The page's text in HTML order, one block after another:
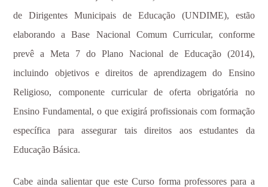
de Dirigentes Municipais de Educação (UNDIME), estão
elaborando a Base Nacional Comum Curricular, conforme
prevê a Meta 7 do Plano Nacional de Educação (2014),
incluindo objetivos e direitos de aprendizagem do Ensino
Religioso, componente curricular de oferta obrigatória no
Ensino Fundamental, o que exigirá profissionais com formação
específica para assegurar tais direitos aos estudantes da
Educação Básica.
Cabe ainda salientar que este Curso forma professores para a